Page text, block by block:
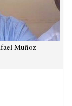
Muñoz